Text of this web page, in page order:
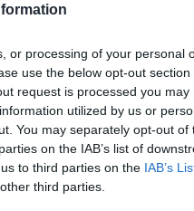
or processing of your personal
use the below opt-out section
request is processed you may
utilized by us or
You may separately opt-out of
on the IAB’s list of
to third parties on the IAB’s
third parties.